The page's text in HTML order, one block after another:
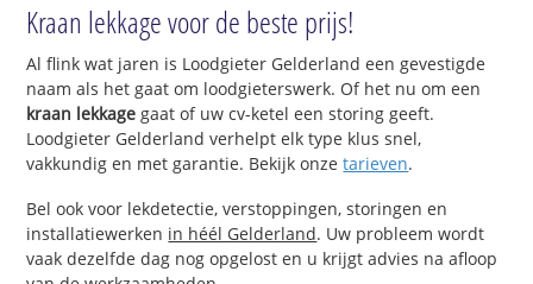
Kraan lekkage voor de beste prijs!
Al flink wat jaren is Loodgieter Gelderland een gevestigde
naam als het gaat om loodgieterswerk. Of het nu om een
kraan lekkage gaat of uw cv-ketel een storing geeft.
Loodgieter Gelderland verhelpt elk type klus snel,
vakkundig en met garantie. Bekijk onzetarieven.
Bel ook voor lekdetectie, verstoppingen, storingen en
installatiewerken in héél Gelderland. Uw probleem wordt
vaak dezelfde dag nog opgelost en u krijgt advies na afloop